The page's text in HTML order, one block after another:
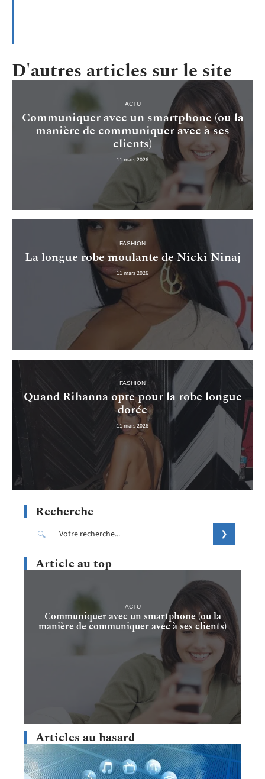
D'autres articles sur le site
ACTU
Communiquer avec un smartphone (ou la
manière de communiquer avec à ses
clients)
11 mars 2026
FASHION
La longue robe moulante de Nicki Ninaj
11 mars 2026
FASHION
Quand Rihanna opte pour la robe longue
dorée
11 mars 2026
Recherche
Article au top
ACTU
Communiquer avec un smartphone (ou la
manière de communiquer avec à ses clients)
Articles au hasard